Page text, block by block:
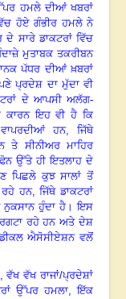
ਹਮਲੇ ਦੀਆਂ ਖਬਰਾਂ
ਹੋਏ ਗੰਭੀਰ ਹਮਲੇ ਨੇ
ਸਾਰੇ ਡਾਕਟਰਾਂ ਵਿੱਚ
ਮੁਤਾਬਕ ਤਕਰੀਬਨ
ਪੱਧਰ ਦੀਆਂ ਖ਼ਬਰਾਂ
ਪ੍ਰਦੇਸ਼ ਦਾ ਮੁੱਦਾ ਵੀ
ਦੇ ਆਪਸੀ ਅਲੱਗ-
ਇਹ ਵੀ ਹੈ ਕਿ
ਹਨ, ਜਿੱਥੇ
ਤੇ ਸੀਨੀਅਰ ਮਾਹਿਰ
ਉੱਤੇ ਹੀ ਇਤਲਾਹ ਦੇ
ਪਿਛਲੇ ਕੁਝ ਸਾਲਾਂ ਤੋਂ
ਰਹੇ ਹਨ, ਜਿੱਥੇ ਡਾਕਟਰਾਂ
ਹੁੰਦਾ ਹੈ।ਇਸ
ਰਹੇ ਹਨ ਅਤੇ ਦੇਸ਼
ਐਸੋਸੀਏਸ਼ਨ ਵਲੋਂ
ਵੱਖ ਵੱਖ ਰਾਜਾਂ/ਪ੍ਰਦੇਸ਼ਾਂ
ਉੱਪਰ ਹਮਲਾ, ਇੱਕ